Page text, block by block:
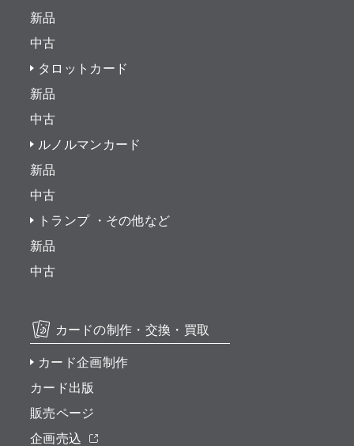
新品
中古
タロットカード
新品
中古
ルノルマンカード
新品
中古
トランプ ・その他など
新品
中古
カードの制作・交換・買取
カード企画制作
カード出版
販売ページ
企画売込